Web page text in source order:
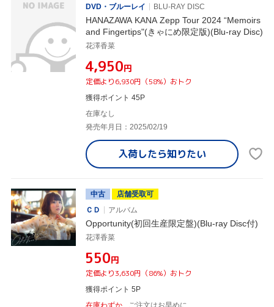
DVD・ブルーレイ
BLU-RAY DISC
HANAZAWA KANA Zepp Tour 2024 “Memoirs
and Fingertips"(きゃにめ限定版)(Blu-ray Disc)
花澤香菜
¥4,950円
定価より6,930円（58%）おトク
獲得ポイント 45P
在庫なし
発売年月日：2025/02/19
入荷したら知りたい
中古
店舗受取可
ＣＤ
アルバム
Opportunity(初回生産限定盤)(Blu-ray Disc付)
花澤香菜
¥550円
定価より3,630円（86%）おトク
獲得ポイント 5P
在庫わずか
ご注文はお早めに